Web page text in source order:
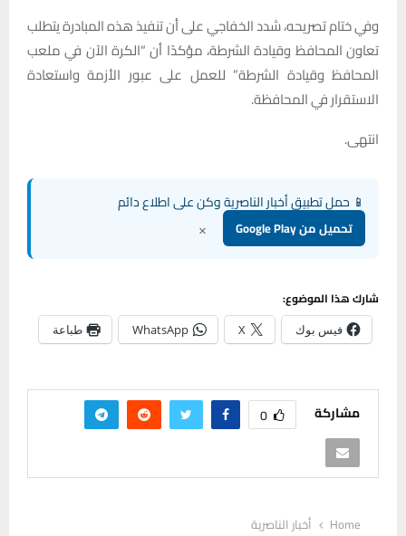
وفي ختام تصريحه، شدد الخفاجي على أن تنفيذ هذه المبادرة يتطلب
تعاون المحافظ وقيادة الشرطة، مؤكدًا أن “الكرة الآن في ملعب
المحافظ وقيادة الشرطة” للعمل على عبور الأزمة واستعادة
الاستقرار في المحافظة.
انتهى.
📱 حمل تطبيق أخبار الناصرية وكن على اطلاع دائم
تحميل من Google Play ×
شارك هذا الموضوع:
فيس بوك X
WhatsApp طباعة
مشاركة 0
Home
أخبار الناصرية